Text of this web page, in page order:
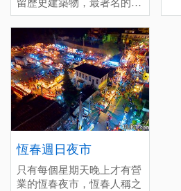
留歷史建築物，最著名的美
食-綠豆蒜是來恆春旅遊必
吃的甜品，冷熱皆美味。甚
至還有很多美食駐點在老街
周邊，也可以前往新興路恆
春市區唯一的傳統市場，尋
找當地特色美食與文化風情
之美。 停留時間(分)：深度
(60), 一般(30), 趕場(10)
[標籤：必遊 免費 ]
恆春週日夜市
只有每個星期天晚上才有營
業的恆春夜市，恆春人稱之